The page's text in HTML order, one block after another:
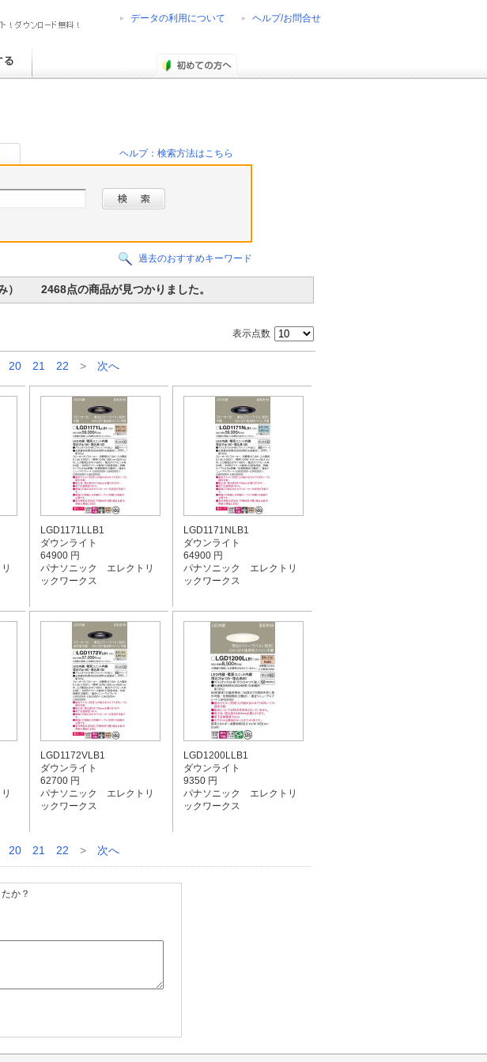
データの利用について ヘルプ/お問合せ
ラリ
リ
ヘルプ：検索方法はこちら
過去のおすすめキーワード
） 2468点の商品が見つかりました。
表示点数
20 21 22 > 次へ
LGD1171LLB1
ダウンライト
64900 円
パナソニック エレクトリ
ックワークス
LGD1171NLB1
ダウンライト
64900 円
パナソニック エレクトリ
ックワークス
LGD1172VLB1
ダウンライト
62700 円
パナソニック エレクトリ
ックワークス
LGD1200LLB1
ダウンライト
9350 円
パナソニック エレクトリ
ックワークス
20 21 22 > 次へ
か？